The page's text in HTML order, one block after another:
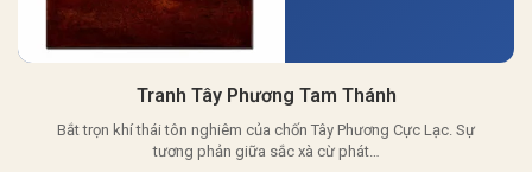
Tranh Tây Phương Tam Thánh
Bắt trọn khí thái tôn nghiêm của chốn Tây Phương Cực Lạc. Sự
tương phản giữa sắc xà cừ phát…